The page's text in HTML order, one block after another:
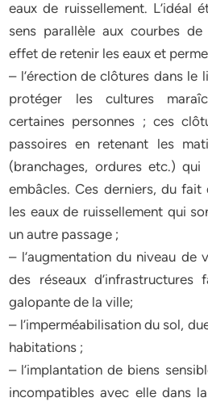
eaux de ruissellement. L’idéal
sens parallèle aux courbes
effet de retenir les eaux et
– l’érection de clôtures dans le
protéger les cultures
certaines personnes ; ces
passoires en retenant les
(branchages, ordures etc.)
embâcles. Ces derniers, du
les eaux de ruissellement qui
un autre passage ;
– l’augmentation du niveau de
des réseaux d’infrastructures
galopante de la ville;
– l’imperméabilisation du sol,
habitations ;
– l’implantation de biens
incompatibles avec elle dans